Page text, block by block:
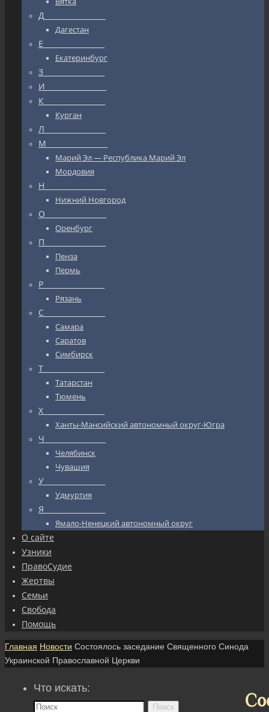
Д_________________
Дагестан
Е_________________
Екатеринбург
З_________________
И_________________
К_________________
Курган
Л_________________
М_________________
Марий Эл — Республика Марий Эл
Мордовия
Н_________________
Нижний Новгород
О_________________
Оренбург
П_________________
Пенза
Пермь
Р_________________
Рязань
С_________________
Самара
Саратов
Симбирск
Т_________________
Татарстан
Тюмень
Х_________________
Ханты-Мансийский автономный округ-Югра
Ч_________________
Челябинск
Чувашия
У_________________
Удмуртия
Я_________________
Ямало-Ненецкий автономный округ
О сайте
Узники
ПравоСудие
Жертвы
Семьи
Свобода
Помощь
Главная Новости Состоялось заседание Священного Синода
Украинской Православной Церкви
Что искать:
Поиск